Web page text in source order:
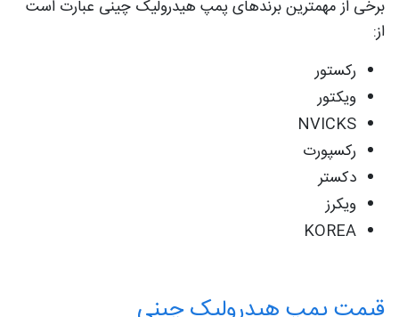
برخی از مهمترین برندهای پمپ هیدرولیک چینی عبارت است
از:
رکستور
ویکتور
NVICKS
رکسپورت
دکستر
ویکرز
KOREA